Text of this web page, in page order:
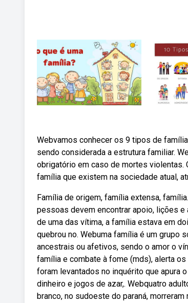
Webvamos conhecer os 9 tipos de
sendo considerada a estrutura familiar.
obrigatório em caso de mortes violentas.
família que existem na sociedade atual,
Família de origem, família extensa,
pessoas devem encontrar apoio, lições e
de uma das vítima, a família estava em
quebrou no. Webuma família é um
ancestrais ou afetivos, sendo o amor o
família e combate à fome (mds), alerta
foram levantados no inquérito que apura
dinheiro e jogos de azar,. Webquatro
branco, no sudoeste do paraná,